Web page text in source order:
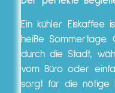
Ein kühler
heiße Sommertage.
durch die Stadt,
vom Büro oder
sorgt für die nötige